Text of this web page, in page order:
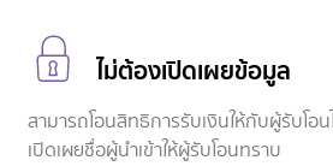
ไม่ต้องเปิดเผยข้อมูล
สามารถโอนสิทธิการรับเงินให้กับผู้รับโอ
เปิดเผยชื่อผู้นำเข้าให้ผู้รับโอนทราบ